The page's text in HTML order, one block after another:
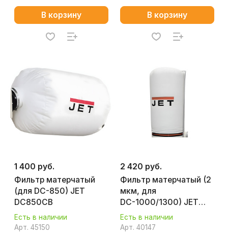
В корзину В корзину
1 400 руб.
Фильтр матерчатый
(для DC-850) JET
DC850CB
Есть в наличии
Арт. 45150
2 420 руб.
Фильтр матерчатый (2
мкм, для
DС-1000/1300) JET
848720
Есть в наличии
Арт. 40147